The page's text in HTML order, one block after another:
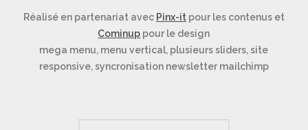
Réalisé en partenariat avec Pinx-itpour les contenus et
Cominup pour le design
mega menu, menu vertical, plusieurs sliders, site
responsive, syncronisation newsletter mailchimp